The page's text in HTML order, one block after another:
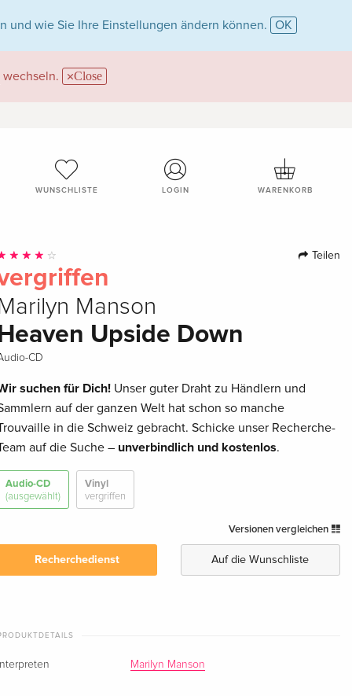
und wie Sie Ihre Einstellungen ändern können. OK
wechseln. Close
WUNSCHLISTE LOGIN WARENKORB
Teilen
Marilyn Manson
Upside Down
CD
suchen für Dich! Unser guter Draht zu Händlern und
auf der ganzen Welt hat schon so manche
in die Schweiz gebracht. Schicke unser Recherche-
auf die Suche – unverbindlich und kostenlos.
Audio-CD
(ausgewählt)
Vinyl
vergriffen
Versionen vergleichen
Recherchedienst Auf die Wunschliste
Interpreten Marilyn Manson